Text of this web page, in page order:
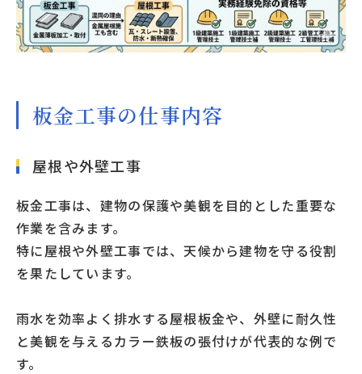
板金工事の仕事内容
屋根や外壁工事
板金工事は、建物の保護や美観を目的とした重要な
作業を含みます。
特に屋根や外壁工事では、天候から建物を守る役割
を果たしています。
雨水を効率よく排水する屋根板金や、外壁に耐久性
と美観を与えるカラー鉄板の張付けが代表的な例で
す。